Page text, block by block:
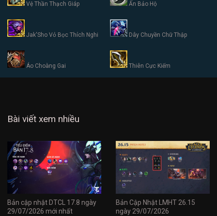
Vệ Thần Thạch Giáp Ấn Bảo Hộ
Jak'Sho Vỏ Bọc Thích Nghi Dây Chuyền Chữ Thập
Áo Choàng Gai Thiên Cực Kiếm
Bài viết xem nhiều
Bản cập nhật DTCL 17.8 ngày
29/07/2026 mới nhất
Bản Cập Nhật LMHT 26.15
ngày 29/07/2026